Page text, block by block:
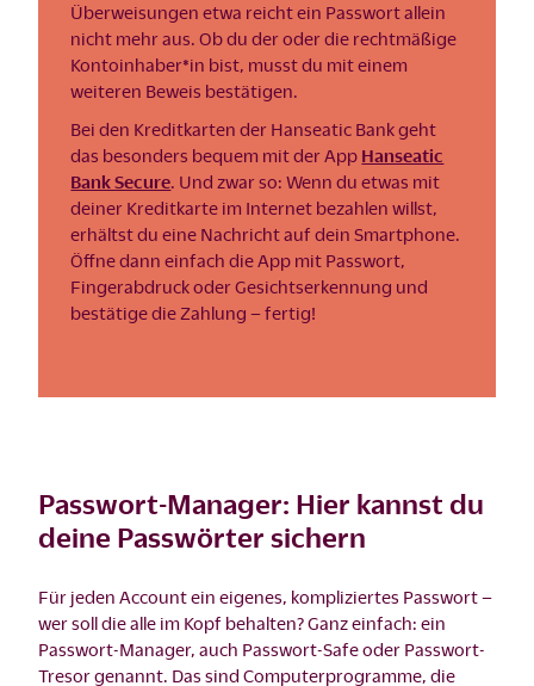
Überweisungen etwa reicht ein Passwort allein
nicht mehr aus. Ob du der oder die rechtmäßige
Kontoinhaber*in bist, musst du mit einem
weiteren Beweis bestätigen.
Bei den Kreditkarten der Hanseatic Bank geht
das besonders bequem mit der App Hanseatic
Bank Secure . Und zwar so: Wenn du etwas mit
deiner Kreditkarte im Internet bezahlen willst,
erhältst du eine Nachricht auf dein Smartphone.
Öffne dann einfach die App mit Passwort,
Fingerabdruck oder Gesichtserkennung und
bestätige die Zahlung – fertig!
Passwort-Manager: Hier kannst du
deine Passwörter sichern
Für jeden Account ein eigenes, kompliziertes Passwort –
wer soll die alle im Kopf behalten? Ganz einfach: ein
Passwort-Manager, auch Passwort-Safe oder Passwort-
Tresor genannt. Das sind Computerprogramme, die